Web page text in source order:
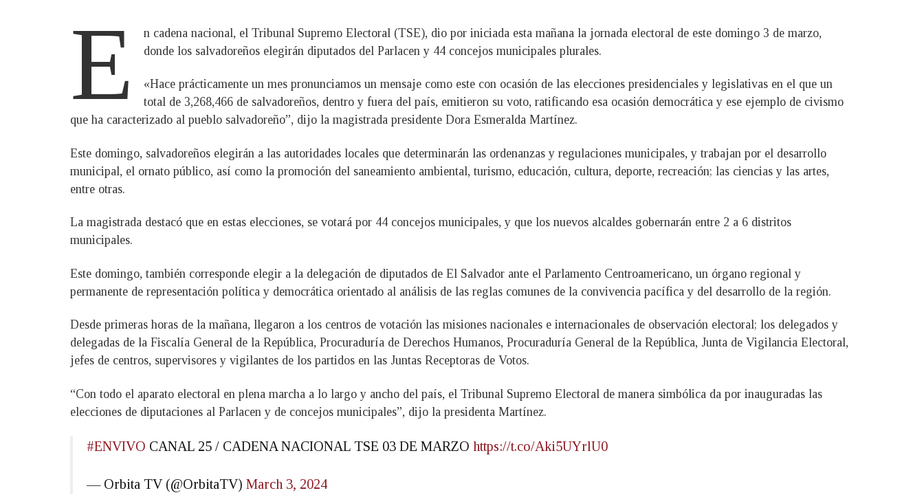
E
n cadena nacional, el Tribunal Supremo Electoral (TSE), dio por iniciada esta mañana la jornada electoral de este domingo 3 de marzo,
donde los salvadoreños elegirán diputados del Parlacen y 44 concejos municipales plurales.
«Hace prácticamente un mes pronunciamos un mensaje como este con ocasión de las elecciones presidenciales y legislativas en el que un
total de 3,268,466 de salvadoreños, dentro y fuera del país, emitieron su voto, ratificando esa ocasión democrática y ese ejemplo de civismo
que ha caracterizado al pueblo salvadoreño”, dijo la magistrada presidente Dora Esmeralda Martínez.
Este domingo, salvadoreños elegirán a las autoridades locales que determinarán las ordenanzas y regulaciones municipales, y trabajan por el desarrollo
municipal, el ornato público, así como la promoción del saneamiento ambiental, turismo, educación, cultura, deporte, recreación; las ciencias y las artes,
entre otras.
La magistrada destacó que en estas elecciones, se votará por 44 concejos municipales, y que los nuevos alcaldes gobernarán entre 2 a 6 distritos
municipales.
Este domingo, también corresponde elegir a la delegación de diputados de El Salvador ante el Parlamento Centroamericano, un órgano regional y
permanente de representación política y democrática orientado al análisis de las reglas comunes de la convivencia pacífica y del desarrollo de la región.
Desde primeras horas de la mañana, llegaron a los centros de votación las misiones nacionales e internacionales de observación electoral; los delegados y
delegadas de la Fiscalía General de la República, Procuraduría de Derechos Humanos, Procuraduría General de la República, Junta de Vigilancia Electoral,
jefes de centros, supervisores y vigilantes de los partidos en las Juntas Receptoras de Votos.
“Con todo el aparato electoral en plena marcha a lo largo y ancho del país, el Tribunal Supremo Electoral de manera simbólica da por inauguradas las
elecciones de diputaciones al Parlacen y de concejos municipales”, dijo la presidenta Martínez.
#ENVIVO CANAL 25 / CADENA NACIONAL TSE 03 DE MARZO https://t.co/Aki5UYrlU0
— Orbita TV (@OrbitaTV) March 3, 2024